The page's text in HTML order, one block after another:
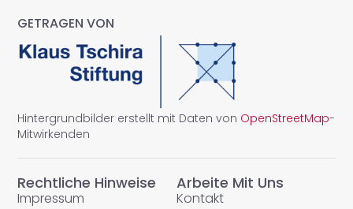
Rechtliche Hinweise
Impressum
Arbeite Mit Uns
Kontakt
GETRAGEN VON
Hintergrundbilder erstellt mit Daten von OpenStreetMap-
Mitwirkenden